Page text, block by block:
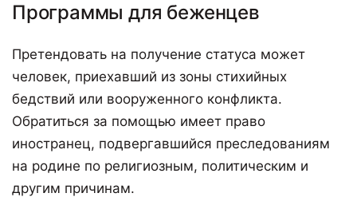
Программы для беженцев
Претендовать на получение статуса может
человек, приехавший из зоны стихийных
бедствий или вооруженного конфликта.
Обратиться за помощью имеет право
иностранец, подвергавшийся преследованиям
на родине по религиозным, политическим и
другим причинам.